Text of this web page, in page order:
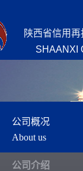
陕西省信用
SHAANXI
公司概况
About us
公司介绍